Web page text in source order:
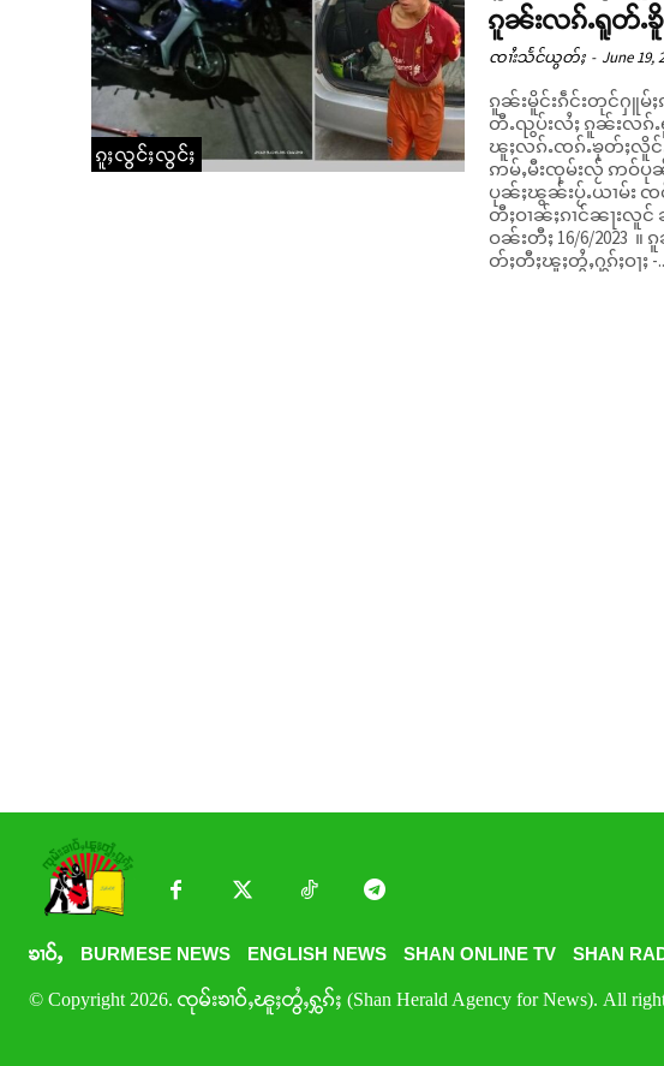
ၵူႈလွင်ႈလွင်ႈ
ၵူၼ်းလၵ်ႉရူတ်ႉၶိူ
ၸၢႆးသႅင်ယွတ်ႈ - June 19,
ၵူၼ်းမိူင်းၵဵင်းတုင်ႁူမ်
တီႉၺွပ်းလႆႈ ၵူၼ်းလၵ်ႉရူတ်ႉၶိူင်ႈၵေ
ၽူႈလၵ်ႉၸၵ်ႉၶုတ်ႈလိူင်
ဢမ်ႇမီးၸုမ်းလႂ် ဢဝ်ပု
ပုၼ်ႈၽွၼ်းပႂ်ႉယၢမ်း ၸ
တီႈဝၢၼ်ႈၵၢင်ၼႃးလူင်
ဝၼ်းတီႈ 16/6/2023 ။ ၵူၼ်းၼႂ်းပိုၼ်ႉတီႈၸႄႈဝဵင်းၵဵင်းတုင်ၵေႃႉၼိုင်ႈလၢ
တ်ႈတီႈၽူႈတွႆႇႁွၵ်ႈဝႃႈ -
ၶၢဝ်ႇ BURMESE NEWS ENGLISH NEWS SHAN ONLINE TV SHAN
© Copyright 2026. ၸုမ်းၶၢဝ်ႇၽူႈတွႆႇႁွၵ်ႈ (Shan Herald Agency for News). All